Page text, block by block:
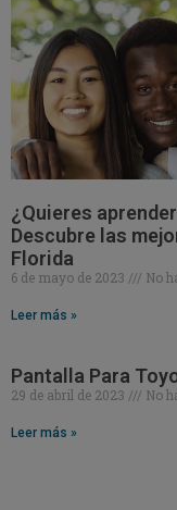
¿Quieres
Descubre las
Florida
6 de mayo de 2023 No
Leer más »
Pantalla Para
29 de abril de 2023 No
Leer más »